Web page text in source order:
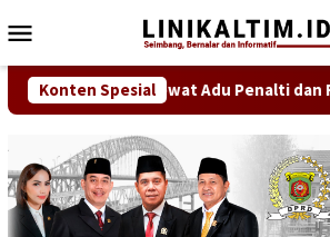
ke
kontenMobile
Konten Spesial
Persib Lewat Adu Penalti dan Rebut